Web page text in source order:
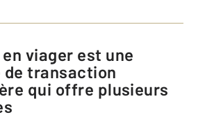
de transaction
qui offre plusieurs